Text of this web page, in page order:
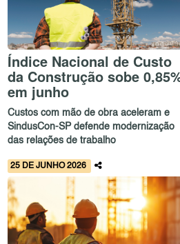
Índice Nacional de Custo
da Construção sobe
em junho
Custos com mão de obra aceleram e
SindusCon-SP defende modernização
das relações de trabalho
25 DE JUNHO 2026